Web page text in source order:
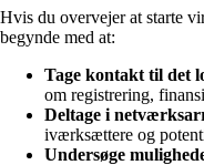
Hvis du overvejer at starte
begynde med at:
Tage kontakt til det
om registrering,
Deltage i
iværksættere og
Undersøge